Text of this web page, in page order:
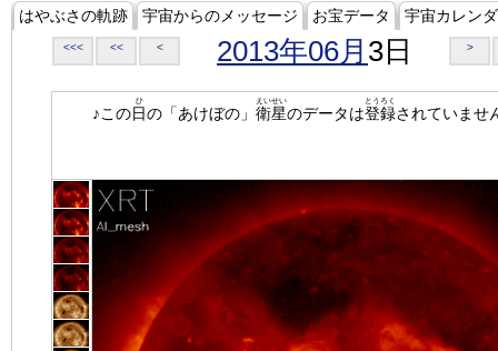
はやぶさの軌跡 宇宙からのメッセージ お宝データ 宇宙カレン
<<< << < 2013年06月 3日 >
♪この日
ひ
の「あけぼの」 衛星
えいせい
のデータは登録
とうろく
されていませ